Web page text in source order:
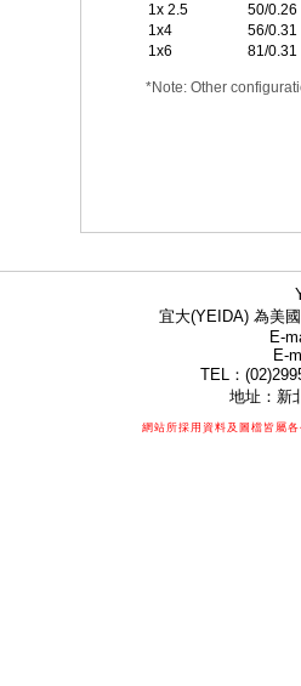
1x 2.5
50/0.26
1x4
56/0.31
1x6
81/0.31
*Note: Other
宜大(YEIDA) 為美
E-
E-
TEL：
地址：新
網站所採用資料及圖檔皆屬